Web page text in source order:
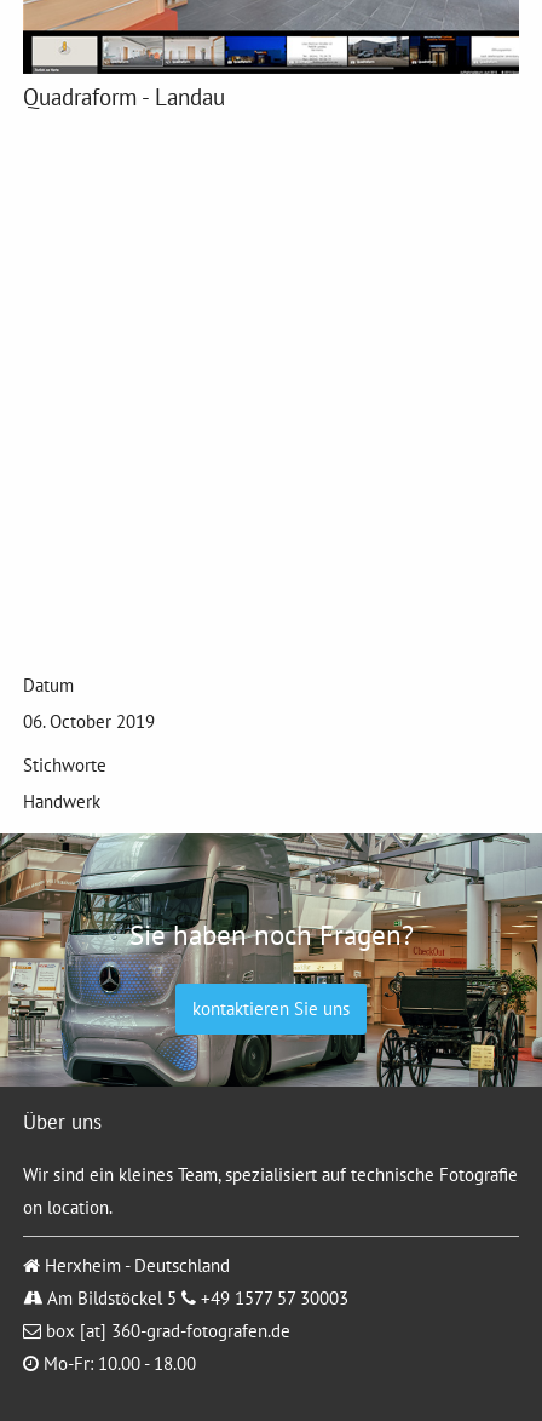
Quadraform - Landau
Datum
06. October 2019
Stichworte
Handwerk
Sie haben noch Fragen?
kontaktieren Sie uns
Über uns
Wir sind ein kleines Team, spezialisiert auf technische Fotografie
on location.
Herxheim - Deutschland
Am Bildstöckel 5
+49 1577 57 30003
box [at] 360-grad-fotografen.de
Mo-Fr: 10.00 - 18.00